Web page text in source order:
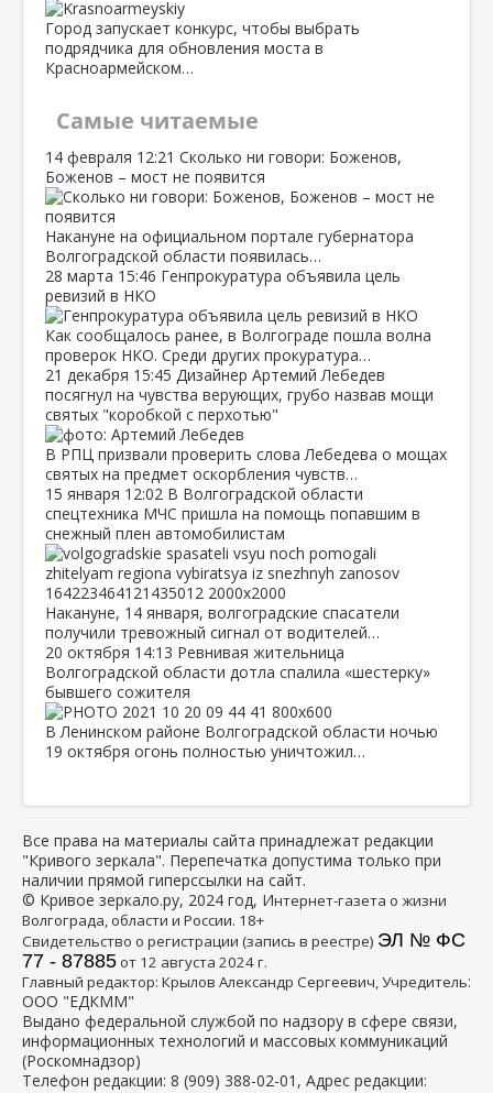
Город запускает конкурс, чтобы выбрать
подрядчика для обновления моста в
Красноармейском…
Самые читаемые
14 февраля 12:21 Сколько ни говори: Боженов,
Боженов – мост не появится
Накануне на официальном портале губернатора
Волгоградской области появилась…
28 марта 15:46 Генпрокуратура объявила цель
ревизий в НКО
Как сообщалось ранее, в Волгограде пошла волна
проверок НКО. Среди других прокуратура…
21 декабря 15:45 Дизайнер Артемий Лебедев
посягнул на чувства верующих, грубо назвав мощи
святых "коробкой с перхотью"
В РПЦ призвали проверить слова Лебедева о мощах
святых на предмет оскорбления чувств…
15 января 12:02 В Волгоградской области
спецтехника МЧС пришла на помощь попавшим в
снежный плен автомобилистам
Накануне, 14 января, волгоградские спасатели
получили тревожный сигнал от водителей…
20 октября 14:13 Ревнивая жительница
Волгоградской области дотла спалила «шестерку»
бывшего сожителя
В Ленинском районе Волгоградской области ночью
19 октября огонь полностью уничтожил…
Все права на материалы сайта принадлежат редакции
"Кривого зеркала". Перепечатка допустима только при
наличии прямой гиперссылки на сайт.
© Кривое зеркало.ру, 2024 год, Интернет-газета о жизни
Волгограда, области и России. 18+
Свидетельство о регистрации (запись в реестре) ЭЛ № ФС
77 - 87885от 12 августа 2024 г.
Главный редактор: Крылов Александр Сергеевич, Учредитель:
ООО "ЕДКММ"
Выдано федеральной службой по надзору в сфере связи,
информационных технологий и массовых коммуникаций
(Роскомнадзор)
Телефон редакции: 8 (909) 388-02-01 , Адрес редакции: